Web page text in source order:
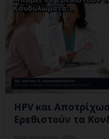
HPV και
Ερεθιστούν τα